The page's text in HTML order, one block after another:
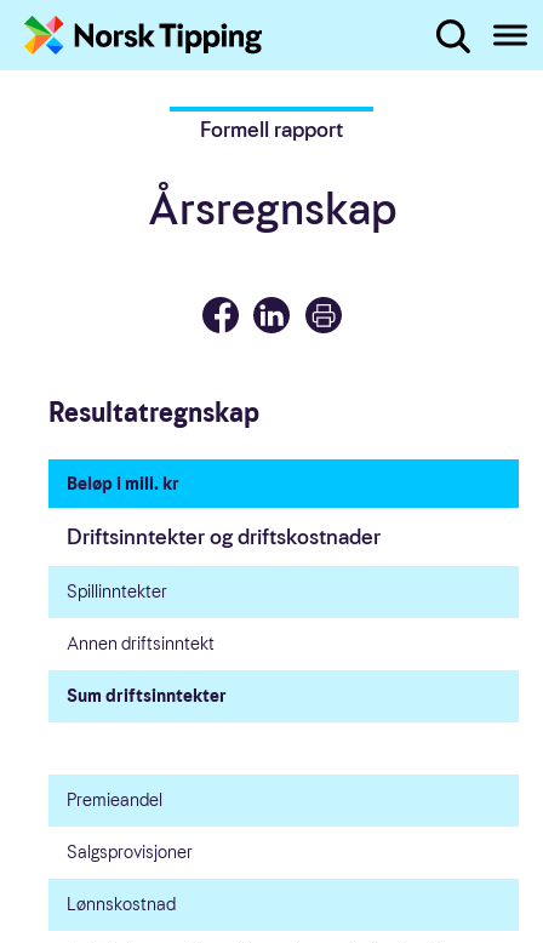
Administrerende direktør
Status spilleproblemer i Norge
Først og fremst ansvarlighet
Et spilltilbud kundene vil ha
Effektiv drift og overskudd
Bedre sammen
Ansvarlig samfunnsaktør
Hva leter du etter?
Formell rapport
Årsregnskap
Resultatregnskap
Beløp i mill. kr
Driftsinntekter og driftskostnader
Spillinntekter
Annen driftsinntekt
Sum driftsinntekter
Premieandel
Salgsprovisjoner
Lønnskostnad